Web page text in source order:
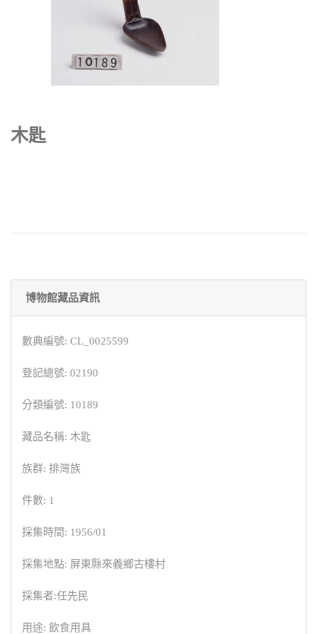
木匙
博物館藏品資訊
數典編號: CL_0025599
登記總號: 02190
分類編號: 10189
藏品名稱: 木匙
族群: 排灣族
件數: 1
採集時間: 1956/01
採集地點: 屏東縣來義鄉古樓村
採集者:任先民
用途: 飲食用具